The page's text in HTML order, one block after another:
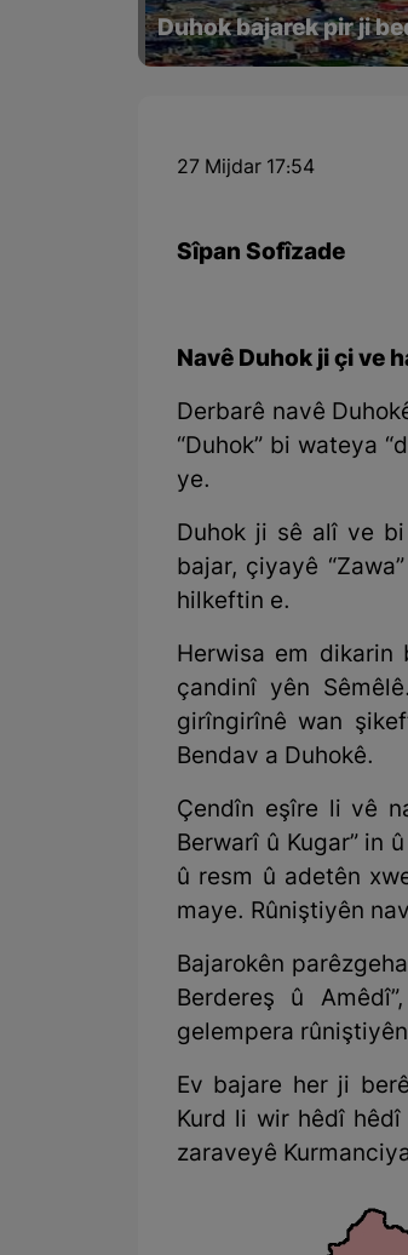
Duhok bajarek pir ji
27 Mijdar 17:54
Sîpan Sofîzade
Navê Duhok ji çi ve
Derbarê navê
“Duhok” bi wateya
ye.
Duhok ji sê alî ve
bajar, çiyayê
hilkeftin e.
Herwisa em
çandinî yên
girîngirînê wan
Bendav a Duhokê.
Çendîn eşîre li vê
Berwarî û Kugar” in
û resm û adetên
maye. Rûniştiyên
Bajarokên
Berdereş û
gelempera
Ev bajare her ji
Kurd li wir hêdî
zaraveyê